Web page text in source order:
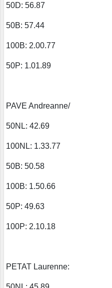
50D: 56.87
50B: 57.44
100B: 2.00.77
50P: 1.01.89
PAVE Andreanne/
50NL: 42.69
100NL: 1.33.77
50B: 50.58
100B: 1.50.66
50P: 49.63
100P: 2.10.18
PETAT Laurenne: